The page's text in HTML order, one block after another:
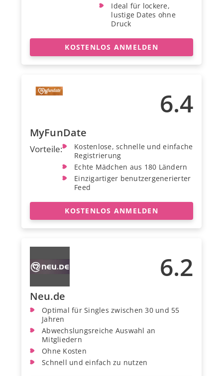
Ideal für lockere,
lustige Dates ohne
Druck
KOSTENLOS ANMELDEN
6.4
MyFunDate
Vorteile:
Kostenlose, schnelle und einfache
Registrierung
Echte Mädchen aus 180 Ländern
Einzigartiger benutzergenerierter
Feed
KOSTENLOS ANMELDEN
6.2
Neu.de
Optimal für Singles zwischen 30 und 55
Jahren
Abwechslungsreiche Auswahl an
Mitgliedern
Ohne Kosten
Schnell und einfach zu nutzen